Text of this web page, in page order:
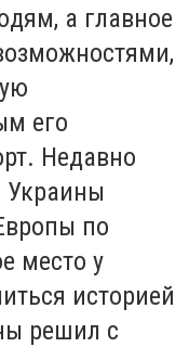
а главное
его
Недавно
Украины
по
место у
историей
решил с